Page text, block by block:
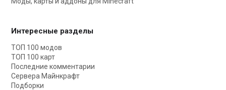
Интересные разделы
ТОП 100 модов
ТОП 100 карт
Последние комментарии
Сервера Майнкрафт
Подборки